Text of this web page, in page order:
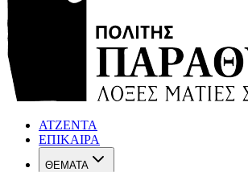
ΑΤΖΕΝΤΑ
ΕΠΙΚΑΙΡΑ
ΘΕΜΑΤΑ